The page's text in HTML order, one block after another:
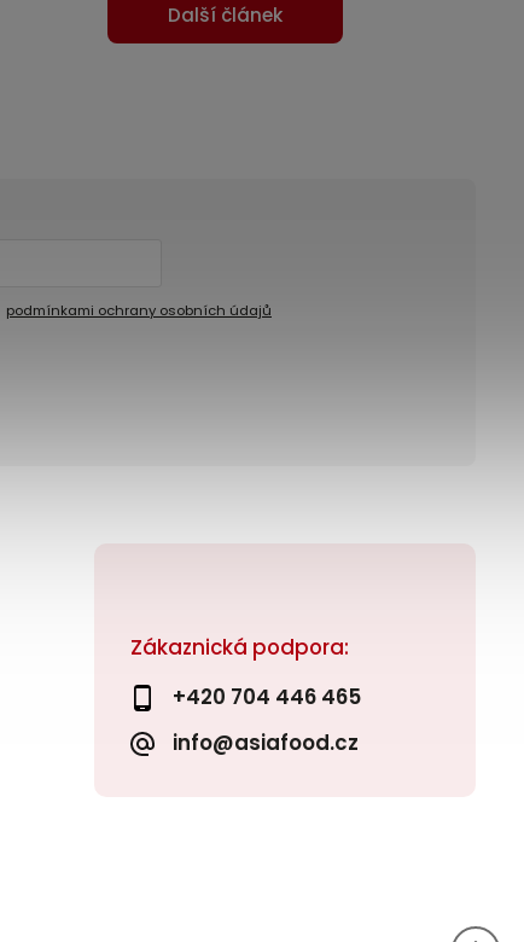
Další článek
Zákaznická podpora:
+420 704 446 465
info@asiafood.cz
podmínkami ochrany osobních údajů